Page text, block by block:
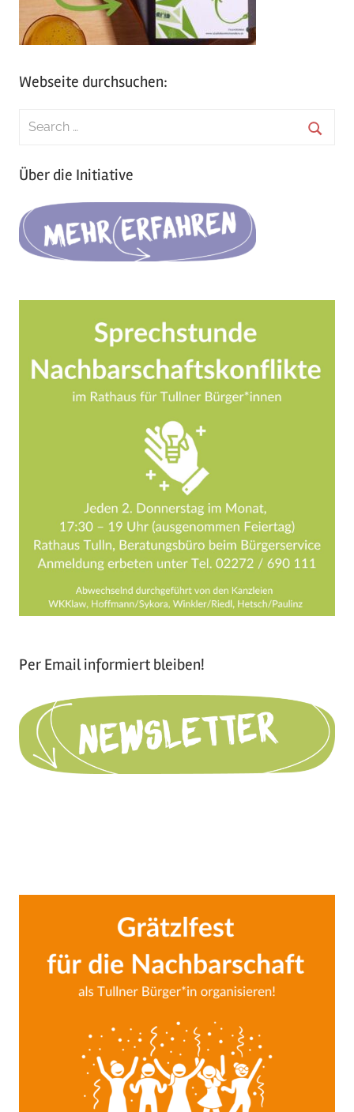
Webseite durchsuchen:
Search
Über die Initiative
Per Email informiert bleiben!